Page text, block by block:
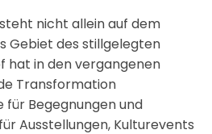
nicht allein auf dem
Gebiet des stillgelegten
hat in den vergangenen
Transformation
Begegnungen und
Ausstellungen, Kulturevents